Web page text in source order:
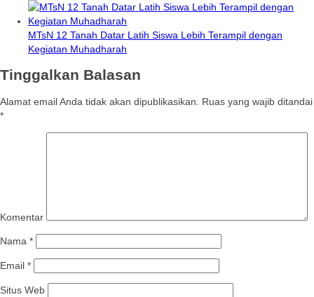
MTsN 12 Tanah Datar Latih Siswa Lebih Terampil dengan
Kegiatan Muhadharah
Tinggalkan Balasan
Alamat email Anda tidak akan dipublikasikan. Ruas yang wajib ditandai
*
Komentar
Nama *
Email *
Situs Web